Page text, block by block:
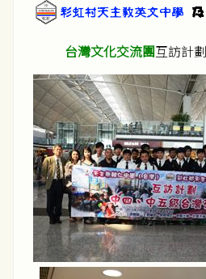
台灣文化交流團互訪計劃